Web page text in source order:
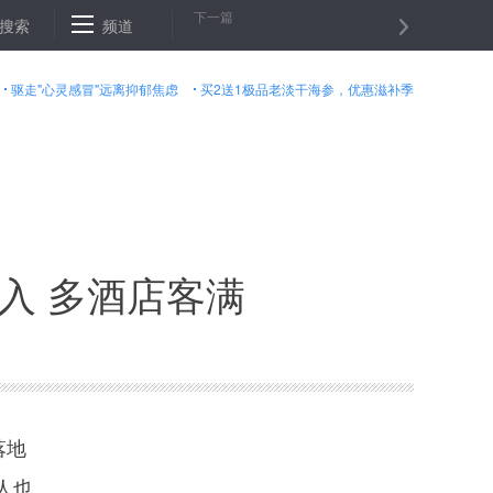
子为逼前妻复婚掌掴熟睡女儿 警方：已被拘！ 深圳月度新房价格
搜索 频道 下一篇
驱走"心灵感冒"远离抑郁焦虑 买2送1极品老淡干海参，优惠滋补季
多酒店客满
地
也